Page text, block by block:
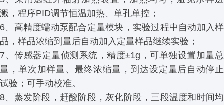
溅，程序PID调节恒温加热、单孔单控；
6、高精度蠕动泵配合定量模块，实验过程中自动加入样
品，样品浓缩到量后自动加入定量样品继续实验；
7、传感器定量侦测系统，精度±1g，可单独设置加量总
量，单次加样量、最终浓缩量，到达设定量后自动停止
试验；可手动校准。
8、蒸发阶段，赶酸阶段，灰化阶段，三段温度和时间均